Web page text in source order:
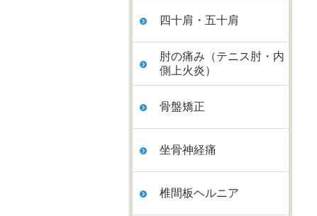
四十肩・五十肩
肘の痛み（テニス肘・内
側上火炎）
骨盤矯正
坐骨神経痛
椎間板ヘルニア